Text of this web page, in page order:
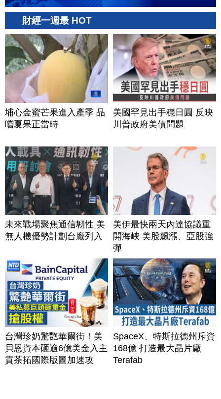
財經一週最 HOT
埔心金蜜芒果進入產季 品
嚐夏果正當時
美國罕見出手穩日圓 反映
川普政府美債問題
未來戰場聚焦通信韌性 美
無人機優勢計劃台廠列入
美伊最快兩天內達協議重
開海峽 美股飆漲、亞股強
彈
台灣珍奶驚艷華爾街！美
貝恩資本砸逾6億美金入主
貢茶拓國際版圖加速攻
SpaceX、特斯拉德州斥資
168億 打造最大晶片廠
Terafab